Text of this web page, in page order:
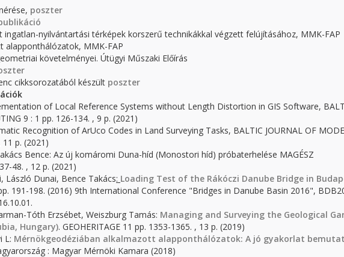
poszter
nyilvántartási térképek korszerű technikákkal végzett felújításához, MMK-FAP
alapponthálózatok, MMK-FAP
követelményei. Útügyi Műszaki Előírás
cikksorozatából készült poszter
of Local Reference Systems without Length Distortion in GIS Software,
9 : 1 pp. 126-134. , 9 p. (2021)
Recognition of ArUco Codes in Land Surveying Tasks, BALTIC JOURNAL OF
p. (2021)
Bence: Az új komáromi Duna-híd (Monostori híd) próbaterhelése MAGÉSZ
48. , 12 p. (2021)
László Dunai, Bence Takács: Loading Test of the Rákóczi Danube Bridge in
191-198. (2016) 9th International Conference "Bridges in Danube Basin 2016",
Tóth Erzsébet, Weiszburg Tamás: Managing and Surveying the Geological
Hungary). GEOHERITAGE 11 pp. 1353-1365. , 13 p. (2019)
L: Mérnökgeodéziában alkalmazott alapponthálózatok: A jó gyakorlat
: Magyar Mérnöki Kamara (2018)